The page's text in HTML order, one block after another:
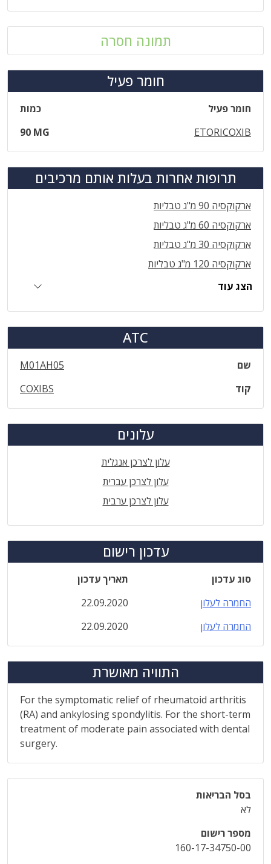
תמונה חסרה
חומר פעיל
חומר פעיל
כמות
ETORICOXIB
90 MG
תרופות אחרות בעלות אותם מרכיבים
ארקוקסיה 90 מ"ג טבליות
ארקוקסיה 60 מ"ג טבליות
ארקוקסיה 30 מ"ג טבליות
ארקוקסיה 120 מ"ג טבליות
הצג עוד
ATC
שם
M01AH05
קוד
COXIBS
עלונים
עלון לצרכן אנגלית
עלון לצרכן עברית
עלון לצרכן ערבית
עדכון רישום
סוג עדכון
תאריך עדכון
החמרה לעלון
22.09.2020
החמרה לעלון
22.09.2020
התוויה מאושרת
For the symptomatic relief of rheumatoid arthritis
(RA) and ankylosing spondylitis. For the short-term
treatment of moderate pain associated with dental
surgery.
בסל הבריאות
לא
מספר רישום
160-17-34750-00